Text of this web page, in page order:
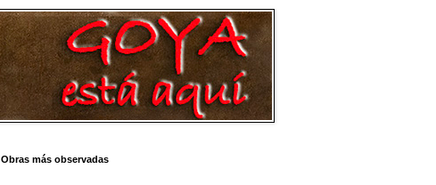
Obras más observadas